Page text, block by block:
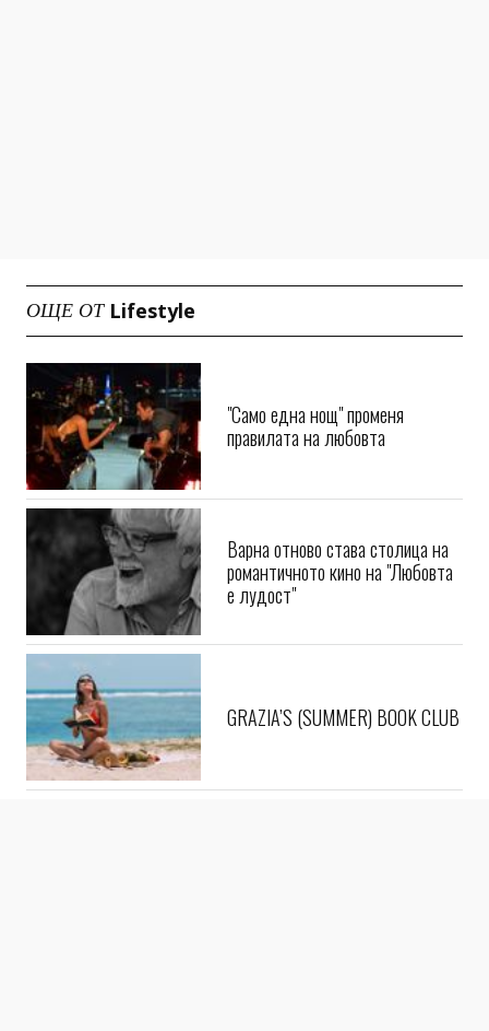
ОЩЕ ОТ Lifestyle
"Само една нощ" променя
правилата на любовта
Варна отново става столица на
романтичното кино на "Любовта
е лудост"
GRAZIA’S (SUMMER) BOOK CLUB